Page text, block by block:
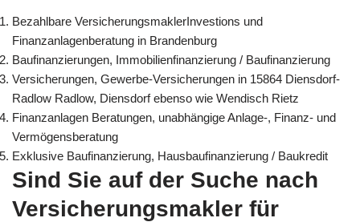
Bezahlbare VersicherungsmaklerInvestions und
Finanzanlagenberatung in Brandenburg
Baufinanzierungen, Immobilienfinanzierung / Baufinanzierung
Versicherungen, Gewerbe-Versicherungen in 15864 Diensdorf-
Radlow Radlow, Diensdorf ebenso wie Wendisch Rietz
Finanzanlagen Beratungen, unabhängige Anlage-, Finanz- und
Vermögensberatung
Exklusive Baufinanzierung, Hausbaufinanzierung / Baukredit
Sind Sie auf der Suche nach
Versicherungsmakler für